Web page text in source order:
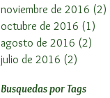
noviembre de 2016 (2)
octubre de 2016 (1)
agosto de 2016 (2)
julio de 2016 (2)
Busquedas por Tags